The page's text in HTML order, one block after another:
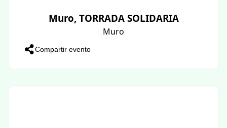
Muro, TORRADA SOLIDARIA
Muro
Compartir evento